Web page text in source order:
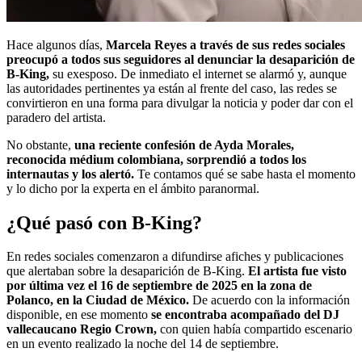
Hace algunos días, Marcela Reyes a través de sus redes sociales
preocupó a todos sus seguidores al denunciar la desaparición de
B-King, su exesposo. De inmediato el internet se alarmó y, aunque
las autoridades pertinentes ya están al frente del caso, las redes se
convirtieron en una forma para divulgar la noticia y poder dar con el
paradero del artista.
No obstante, una reciente confesión de Ayda Morales,
reconocida médium colombiana, sorprendió a todos los
internautas y los alertó. Te contamos qué se sabe hasta el momento
y lo dicho por la experta en el ámbito paranormal.
¿Qué pasó con B-King?
En redes sociales comenzaron a difundirse afiches y publicaciones
que alertaban sobre la desaparición de B-King. El artista fue visto
por última vez el 16 de septiembre de 2025 en la zona de
Polanco, en la Ciudad de México. De acuerdo con la información
disponible, en ese momento se encontraba acompañado del DJ
vallecaucano Regio Crown, con quien había compartido escenario
en un evento realizado la noche del 14 de septiembre.